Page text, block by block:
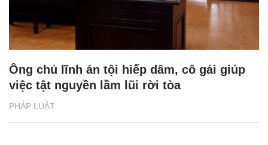
PHÁP LUẬT
Ông chủ lĩnh án tội hiếp dâm, cô gái giúp
việc tật nguyền lầm lũi rời tòa